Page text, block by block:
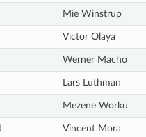
Mie Winstrup
Victor Olaya
Werner Macho
Lars Luthman
Mezene Worku
Vincent Mora